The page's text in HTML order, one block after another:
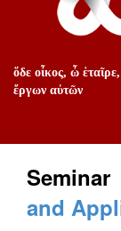
ὅδε οἶκος, ὦ
ἔργων αὐτῶν
and